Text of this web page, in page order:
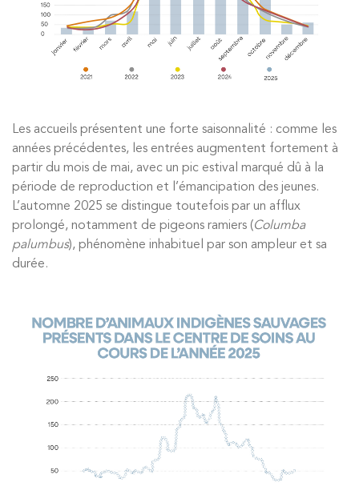
Les accueils présentent une forte saisonnalité : comme les
années précédentes, les entrées augmentent fortement à
partir du mois de mai, avec un pic estival marqué dû à la
période de reproduction et l’émancipation des jeunes.
L’automne 2025 se distingue toutefois par un afflux
prolongé, notamment de pigeons ramiers (Columba
palumbus), phénomène inhabituel par son ampleur et sa
durée.